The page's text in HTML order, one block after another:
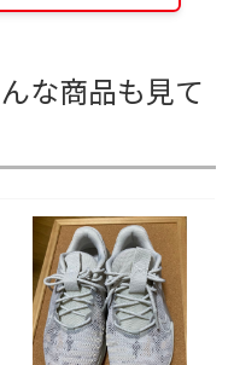
な商品も見て